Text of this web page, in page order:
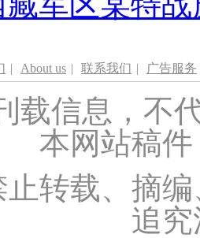
| About us | 联系我们 | 广告服务
载信息，不
本网站稿
止转载、摘
追